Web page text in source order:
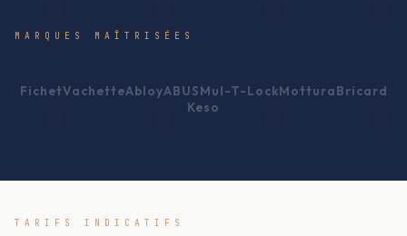
MARQUES MAÎTRISÉES
FichetVachetteAbloyABUSMul-T-LockMotturaBricard
Keso
TARIFS INDICATIFS